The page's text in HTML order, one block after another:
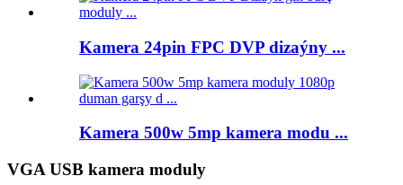
Kamera 24pin FPC DVP dizaýny ...
Kamera 500w 5mp kamera modu ...
VGA USB kamera moduly